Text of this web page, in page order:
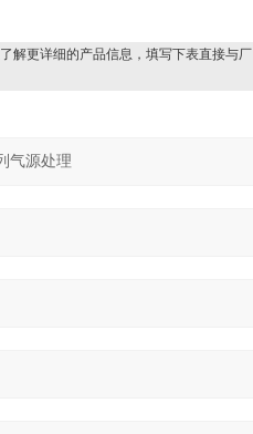
解更详细的产品信息，填写下表直接与厂